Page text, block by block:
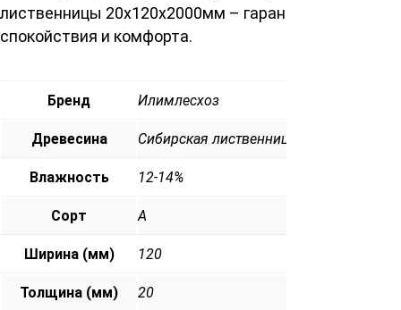
лиственницы 20х120х2000мм – гарантия вашего
спокойствия и комфорта.
Бренд Илимлесхоз
Древесина Сибирская лиственница
Влажность 12-14%
Сорт А
Ширина (мм) 120
Толщина (мм) 20